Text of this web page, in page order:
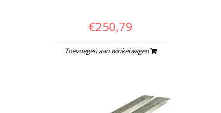
€250,79
Toevoegen aan winkelwagen